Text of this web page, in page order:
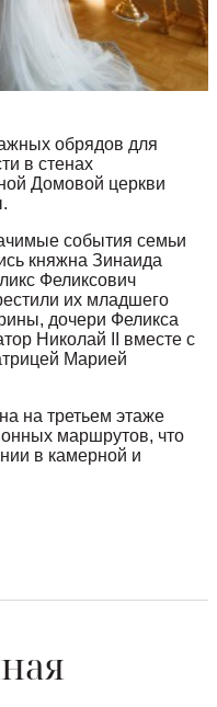
обрядов для
в стенах
Домовой церкви
события семьи
княжна Зинаида
Феликсович
их младшего
дочери Феликса
Николай II вместе с
Марией
на третьем этаже
маршрутов, что
в камерной и